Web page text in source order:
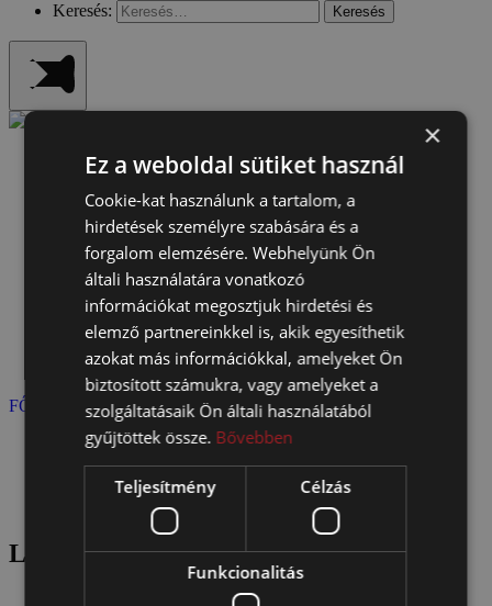
Keresés:
Karrier
FŐOLDAL > KARRIER
Legyél a munkatársunk!
×
Ez a weboldal sütiket használ
Cookie-kat használunk a tartalom, a
hirdetések személyre szabására és a
forgalom elemzésére. Webhelyünk Ön
általi használatára vonatkozó
információkat megosztjuk hirdetési és
elemző partnereinkkel is, akik egyesíthetik
azokat más információkkal, amelyeket Ön
biztosított számukra, vagy amelyeket a
szolgáltatásaik Ön általi használatából
gyűjtöttek össze. Bővebben
Teljesítmény Célzás
Funkcionalitás